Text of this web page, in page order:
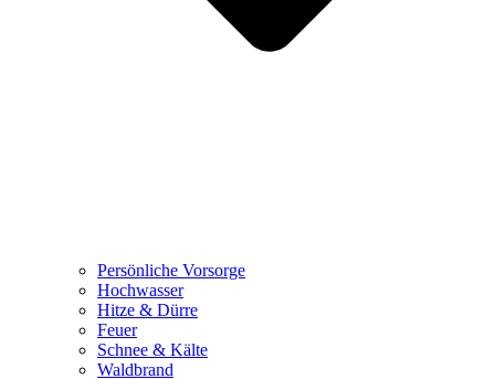
Persönliche Vorsorge
Hochwasser
Hitze & Dürre
Feuer
Schnee & Kälte
Waldbrand